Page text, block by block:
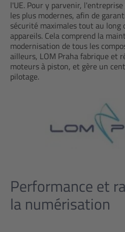
l'UE. Pour y parvenir,
les plus modernes, afin de
sécurité maximales tout au long
appareils. Cela comprend la
modernisation de tous les
ailleurs, LOM Praha fabrique et
moteurs à piston, et gère un
pilotage.
Performance et
la numérisation